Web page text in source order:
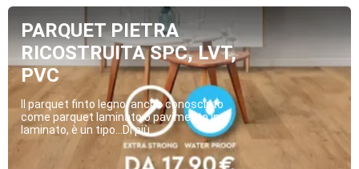
PARQUET PIETRA
RICOSTRUITA SPC, LVT,
PVC
Il parquet finto legno, anche conosciuto
come parquet laminato o pavimento in
laminato, è un tipo...Di più